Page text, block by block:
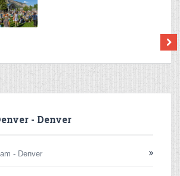
- Denver
- Denver